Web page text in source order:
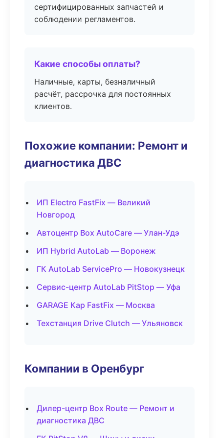
сертифицированных запчастей и
соблюдении регламентов.
Какие способы оплаты?
Наличные, карты, безналичный
расчёт, рассрочка для постоянных
клиентов.
Похожие компании: Ремонт и
диагностика ДВС
ИП Electro FastFix — Великий
Новгород
Автоцентр Box AutoCare — Улан-Удэ
ИП Hybrid AutoLab — Воронеж
ГК AutoLab ServicePro — Новокузнецк
Сервис-центр AutoLab PitStop — Уфа
GARAGE Кар FastFix — Москва
Техстанция Drive Clutch — Ульяновск
Компании в Оренбург
Дилер-центр Box Route — Ремонт и
диагностика ДВС